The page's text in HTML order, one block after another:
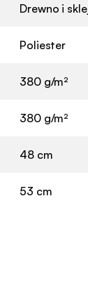
Drewno i
Poliester
380 g/m²
380 g/m²
48 cm
53 cm